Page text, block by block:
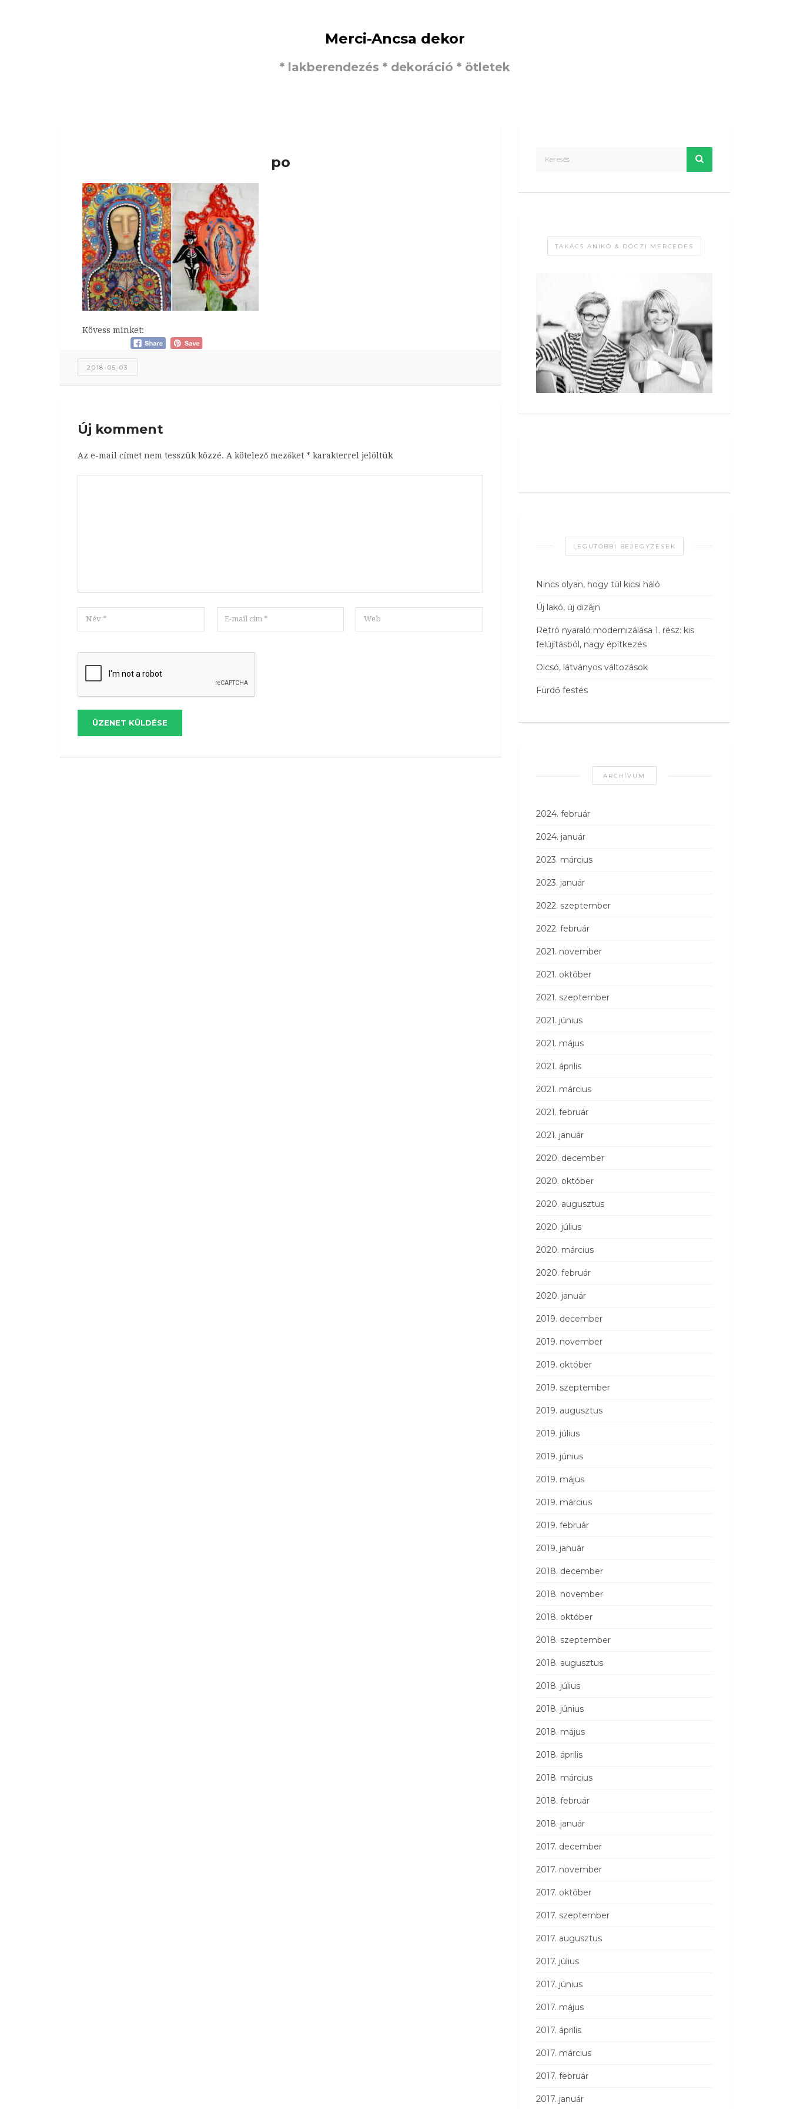
Merci-Ancsa dekor
* lakberendezés * dekoráció * ötletek
po
Kövess minket:
2018-05-03
Új komment
Az e-mail címet nem tesszük közzé. A kötelező mezőket * karakterrel jelöltük
ÜZENET KÜLDÉSE
TAKÁCS ANIKÓ & DÓCZI MERCEDES
LEGUTÓBBI BEJEGYZÉSEK
Nincs olyan, hogy túl kicsi háló
Új lakó, új dizájn
Retró nyaraló modernizálása 1. rész: kis
felújításból, nagy építkezés
Olcsó, látványos változások
Fürdő festés
ARCHÍVUM
2024. február
2024. január
2023. március
2023. január
2022. szeptember
2022. február
2021. november
2021. október
2021. szeptember
2021. június
2021. május
2021. április
2021. március
2021. február
2021. január
2020. december
2020. október
2020. augusztus
2020. július
2020. március
2020. február
2020. január
2019. december
2019. november
2019. október
2019. szeptember
2019. augusztus
2019. július
2019. június
2019. május
2019. március
2019. február
2019. január
2018. december
2018. november
2018. október
2018. szeptember
2018. augusztus
2018. július
2018. június
2018. május
2018. április
2018. március
2018. február
2018. január
2017. december
2017. november
2017. október
2017. szeptember
2017. augusztus
2017. július
2017. június
2017. május
2017. április
2017. március
2017. február
2017. január